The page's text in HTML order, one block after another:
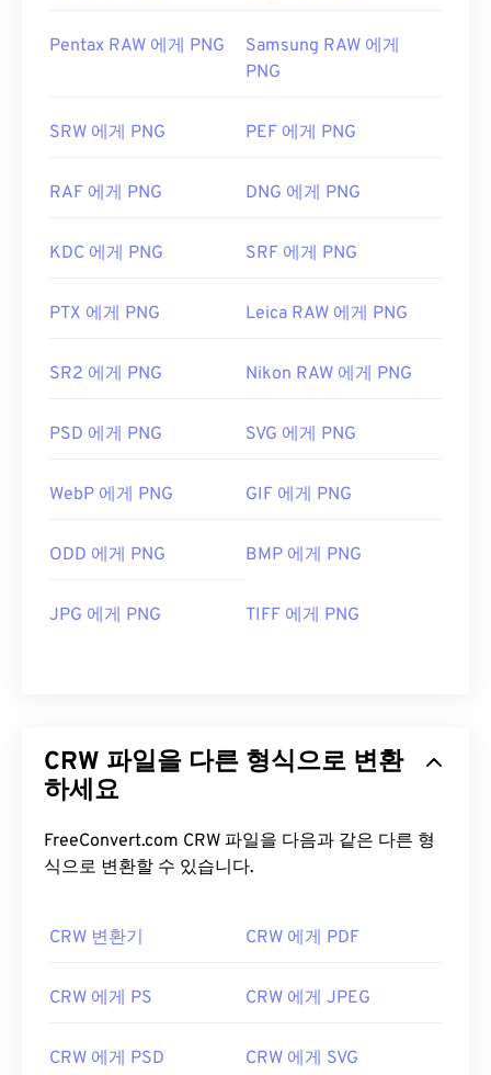
Pentax RAW 에게 PNG
Samsung RAW 에게
PNG
SRW 에게 PNG PEF 에게 PNG
RAF 에게 PNG DNG 에게 PNG
KDC 에게 PNG SRF 에게 PNG
PTX 에게 PNG Leica RAW 에게 PNG
SR2 에게 PNG Nikon RAW 에게 PNG
PSD 에게 PNG SVG 에게 PNG
WebP 에게 PNG GIF 에게 PNG
ODD 에게 PNG BMP 에게 PNG
JPG 에게 PNG TIFF 에게 PNG
CRW 파일을 다른 형식으로 변환
하세요
FreeConvert.com CRW 파일을 다음과 같은 다른 형
식으로 변환할 수 있습니다.
CRW 변환기 CRW 에게 PDF
CRW 에게 PS CRW 에게 JPEG
CRW 에게 PSD CRW 에게 SVG